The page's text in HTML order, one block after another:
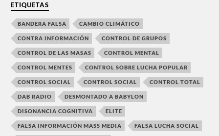
ETIQUETAS
BANDERA FALSA CAMBIO CLIMÁTICO
CONTRA INFORMACIÓN CONTROL DE GRUPOS
CONTROL DE LAS MASAS CONTROL MENTAL
CONTROL MENTES CONTROL SOBRE LUCHA POPULAR
CONTROL SOCIAL CONTROL SOCIAL CONTROL TOTAL
DAB RADIO DESMONTADO A BABYLON
DISONANCIA COGNITIVA ELITE
FALSA INFORMACIÓN MASS MEDIA FALSA LUCHA SOCIAL